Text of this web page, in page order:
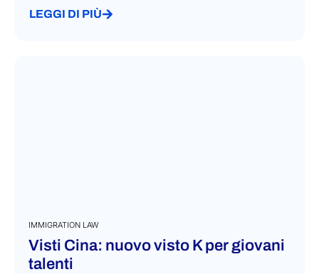
LEGGI DI PIÙ
IMMIGRATION LAW
Visti Cina: nuovo visto K per giovani
talenti